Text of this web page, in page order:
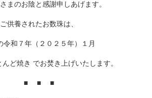
まのお陰と感謝申しあげます。
ご供養されたお数珠は、
令和７年（２０２５年）１月
ど焼き でお焚き上げいたします。
■ ■ ■